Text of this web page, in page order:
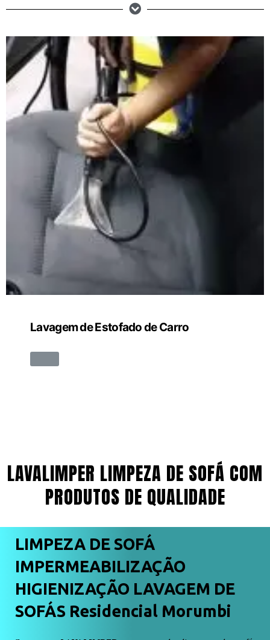
Lavagem de Estofado de Carro
LAVALIMPER LIMPEZA DE SOFÁ COM
PRODUTOS DE QUALIDADE
LIMPEZA DE SOFÁ
IMPERMEABILIZAÇÃO
HIGIENIZAÇÃO LAVAGEM DE
SOFÁS Residencial Morumbi